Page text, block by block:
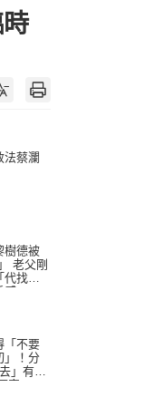
法蔡瀾
樹德被
老父剛
找卡
感
「不要
」！分
」有著
害